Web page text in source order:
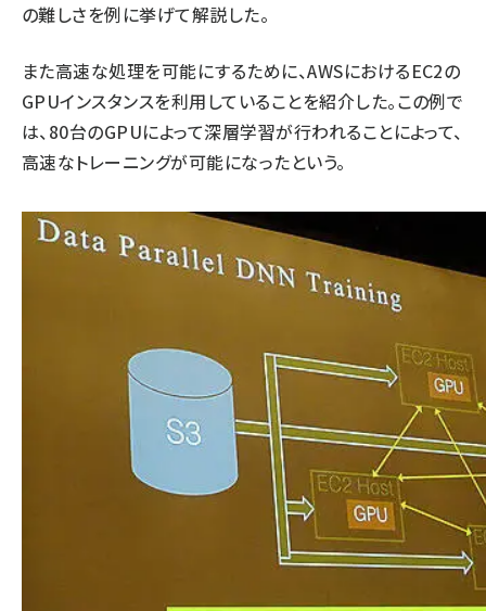
の難しさを例に挙げて解説した。
また高速な処理を可能にするために、AWSにおけるEC2の
GPUインスタンスを利用していることを紹介した。この例で
は、80台のGPUによって深層学習が行われることによって、
高速なトレーニングが可能になったという。